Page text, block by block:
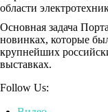
области
Основная задача
новинках, которые
крупнейших
выставках.
Follow Us: